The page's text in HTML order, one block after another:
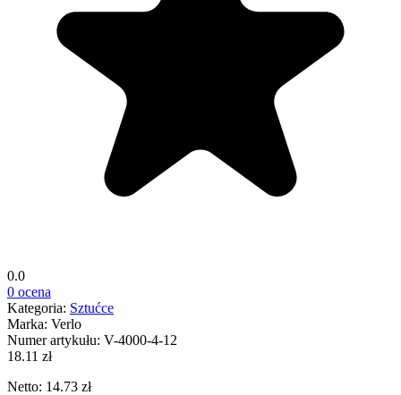
0.0
0 ocena
Kategoria: Sztućce
Marka: Verlo
Numer artykułu: V-4000-4-12
18.11 zł
Netto: 14.73 zł